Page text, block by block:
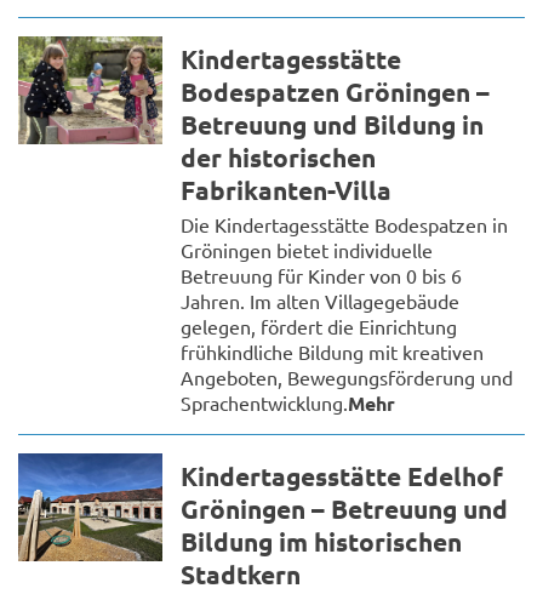
Kindertagesstätte
Bodespatzen Gröningen –
Betreuung und Bildung in
der historischen
Fabrikanten-Villa
Die Kindertagesstätte Bodespatzen in
Gröningen bietet individuelle
Betreuung für Kinder von 0 bis 6
Jahren. Im alten Villagegebäude
gelegen, fördert die Einrichtung
frühkindliche Bildung mit kreativen
Angeboten, Bewegungsförderung und
Sprachentwicklung. Mehr
Kindertagesstätte Edelhof
Gröningen – Betreuung und
Bildung im historischen
Stadtkern